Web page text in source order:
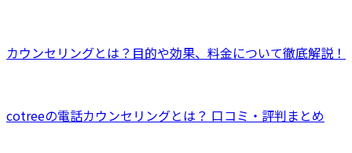
カウンセリングとは？目的や効果、料金について徹底解説！
cotreeの電話カウンセリングとは？ 口コミ・評判まとめ